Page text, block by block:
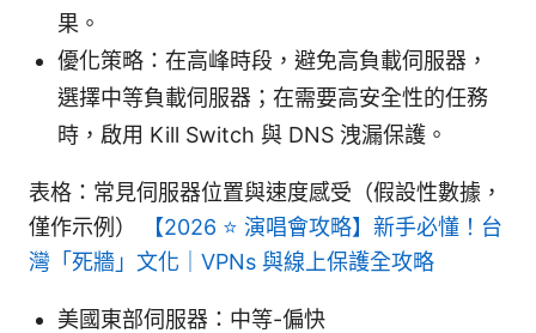
果。
優化策略：在高峰時段，避免高負載伺服器，
選擇中等負載伺服器；在需要高安全性的任務
時，啟用 Kill Switch 與 DNS 洩漏保護。
表格：常見伺服器位置與速度感受（假設性數據，
僅作示例）
【2026 ⭐ 演唱會攻略】新手必懂！台
灣「死牆」文化｜VPNs 與線上保護全攻略
美國東部伺服器：中等-偏快